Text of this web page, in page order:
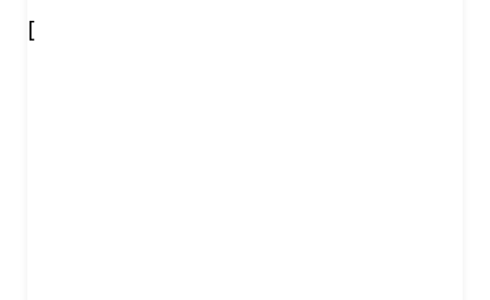
[